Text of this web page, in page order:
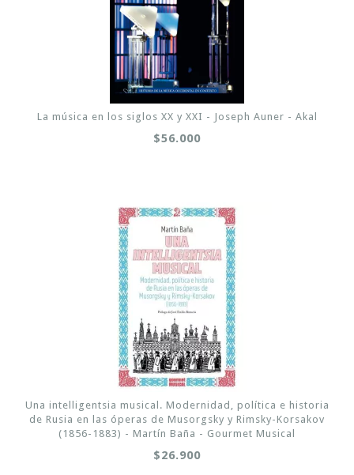
La música en los siglos XX y XXI - Joseph Auner - Akal
$56.000
Una intelligentsia musical. Modernidad, política e historia
de Rusia en las óperas de Musorgsky y Rimsky-Korsakov
(1856-1883) - Martín Baña - Gourmet Musical
$26.900